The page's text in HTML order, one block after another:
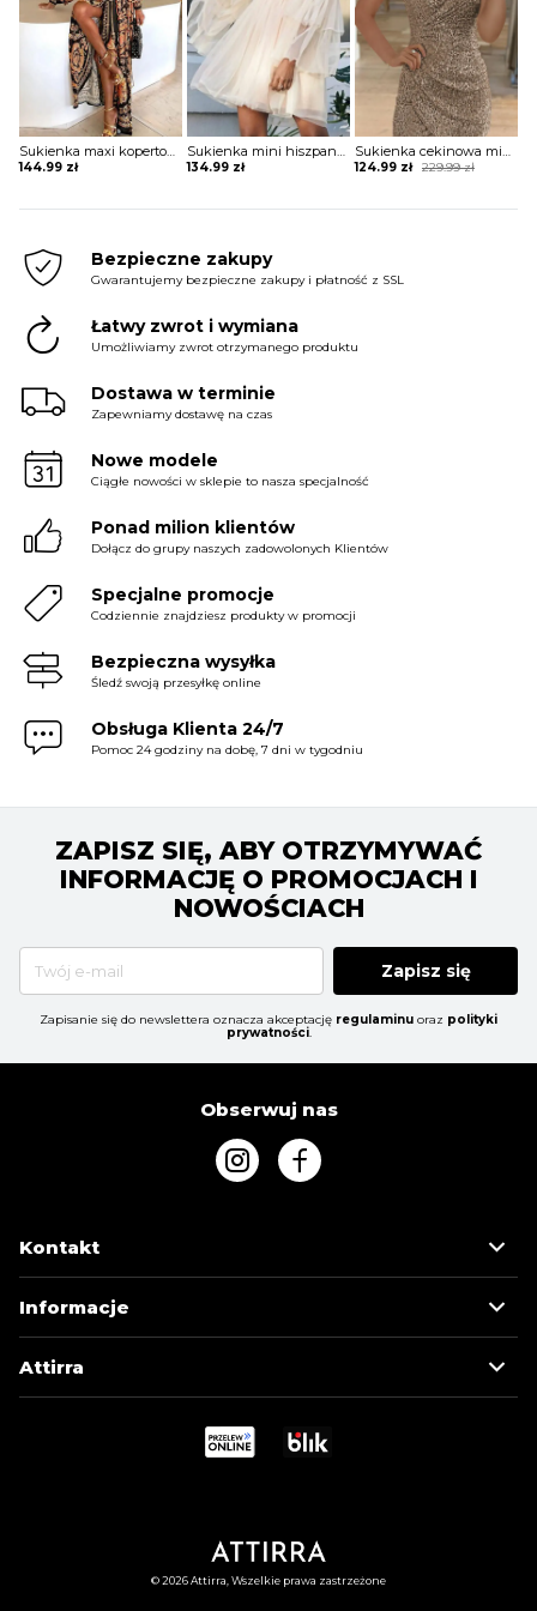
MOJE KONTO
Sukienka maxi kopertowa w stylu boho
144.99 zł
Sukienka mini hiszpanka tiulowa z szerokimi rękawami
134.99 zł
Sukienka cekinowa mini z krótkim rękawem
229.99zł
Original
124.99 zł
Current
Bezpieczne zakupy
Gwarantujemy bezpieczne zakupy i płatność z SSL
Łatwy zwrot i wymiana
Umożliwiamy zwrot otrzymanego produktu
Dostawa w terminie
Zapewniamy dostawę na czas
Nowe modele
Ciągłe nowości w sklepie to nasza specjalność
Ponad milion klientów
Dołącz do grupy naszych zadowolonych Klientów
Specjalne promocje
Codziennie znajdziesz produkty w promocji
Bezpieczna wysyłka
Śledź swoją przesyłkę online
Obsługa Klienta 24/7
Pomoc 24 godziny na dobę, 7 dni w tygodniu
ZAPISZ SIĘ, ABY OTRZYMYWAĆ
INFORMACJĘ O PROMOCJACH I
NOWOŚCIACH
Zapisz się
Zapisanie się do newslettera oznacza akceptację regulaminu oraz polityki
prywatności.
Obserwuj nas
Kontakt
Informacje
Attirra
© 2026 Attirra, Wszelkie prawa zastrzeżone